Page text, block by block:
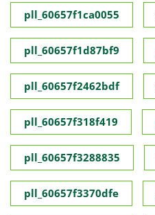
pll_60657f1ca0055
pll_60657f1d87bf9
pll_60657f2462bdf
pll_60657f318f419
pll_60657f3288835
pll_60657f3370dfe